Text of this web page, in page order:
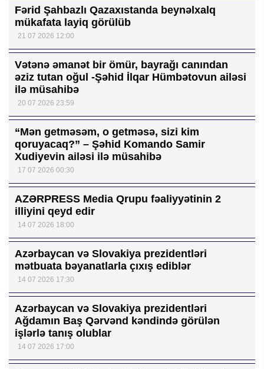
Fərid Şahbazlı Qazaxıstanda beynəlxalq
mükafata layiq görülüb
21 07 2026 12:00
Vətənə əmanət bir ömür, bayrağı canından
əziz tutan oğul -Şəhid İlqar Hümbətovun ailəsi
ilə müsahibə
20 07 2026 23:59
“Mən getməsəm, o getməsə, sizi kim
qoruyacaq?” – Şəhid Komando Samir
Xudiyevin ailəsi ilə müsahibə
17 07 2026 00:30
AZƏRPRESS Media Qrupu fəaliyyətinin 2
illiyini qeyd edir
14 07 2026 18:00
Azərbaycan və Slovakiya prezidentləri
mətbuata bəyanatlarla çıxış ediblər
14 07 2026 17:30
Azərbaycan və Slovakiya prezidentləri
Ağdamın Baş Qərvənd kəndində görülən
işlərlə tanış olublar
14 07 2026 17:00